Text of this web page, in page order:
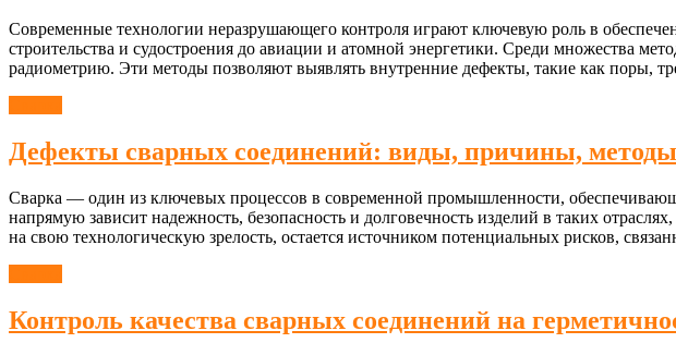
Современные технологии неразрушающего контроля играют ключевую роль в
строительства и судостроения до авиации и атомной энергетики. Среди множества
радиометрию. Эти методы позволяют выявлять внутренние дефекты, такие как поры,
Дефекты сварных соединений: виды, причины,
Сварка — один из ключевых процессов в современной промышленности,
напрямую зависит надежность, безопасность и долговечность изделий в таких
на свою технологическую зрелость, остается источником потенциальных рисков,
Контроль качества сварных соединений на